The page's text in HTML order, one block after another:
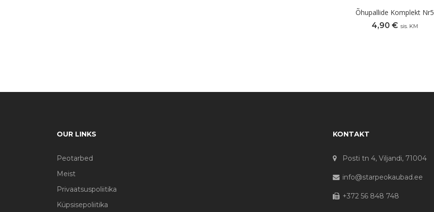
Õhupallide Komplekt Nr5
4,90 € sis. KM
OUR LINKS
Peotarbed
Meist
Privaatsuspoliitika
Küpsisepoliitika
KONTAKT
Posti tn 4, Viljandi, 71004
info@starpeokaubad.ee
+372 56 848 748